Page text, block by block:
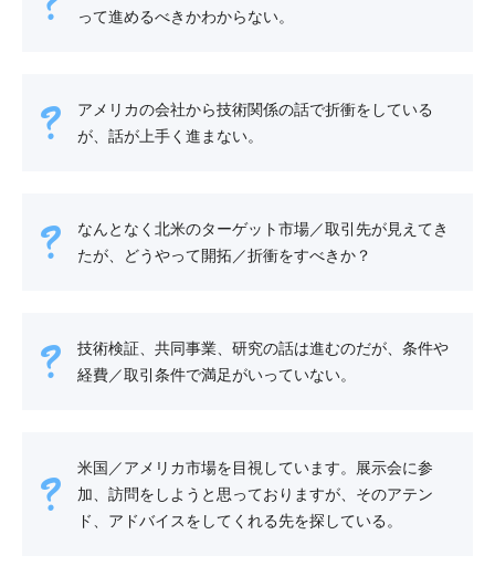
って進めるべきかわからない。
アメリカの会社から技術関係の話で折衝をしている
が、話が上手く進まない。
なんとなく北米のターゲット市場／取引先が見えてき
たが、どうやって開拓／折衝をすべきか？
技術検証、共同事業、研究の話は進むのだが、条件や
経費／取引条件で満足がいっていない。
米国／アメリカ市場を目視しています。展示会に参
加、訪問をしようと思っておりますが、そのアテン
ド、アドバイスをしてくれる先を探している。